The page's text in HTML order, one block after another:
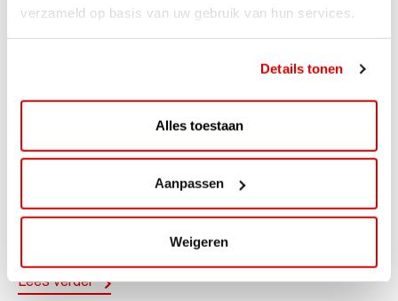
verzameld op basis van uw gebruik van hun services.
Details tonen
Alles toestaan
Aanpassen
Weigeren
ViaAVIA Super Deal: 20% korting bij
ViaAVIA Super Deal: €25 korting bij ViaLuxury Hotels
Lees verder